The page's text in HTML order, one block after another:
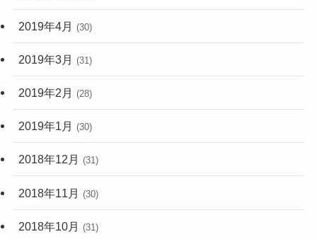
2019年4月 (30)
2019年3月 (31)
2019年2月 (28)
2019年1月 (30)
2018年12月 (31)
2018年11月 (30)
2018年10月 (31)